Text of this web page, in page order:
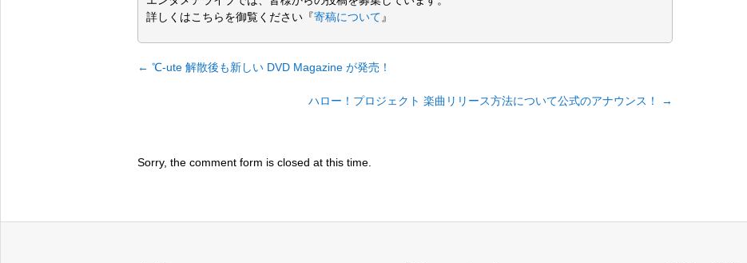
詳しくはこちらを御覧ください『寄稿について 』
← ℃-ute 解散後も新しい DVD Magazine が発売！
ハロー！プロジェクト 楽曲リリース方法について公式のアナウンス！ →
Sorry, the comment form is closed at this time.